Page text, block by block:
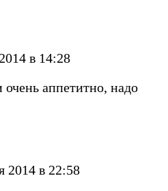
в 14:28
аппетитно, надо
2014 в 22:58